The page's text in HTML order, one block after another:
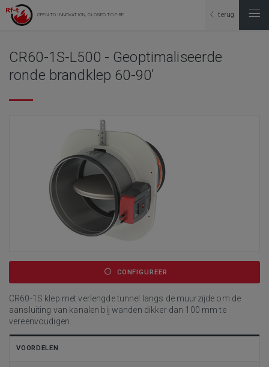
OPEN TO INNOVATION, CLOSED TO FIRE terug
CR60-1S-L500 - Geoptimaliseerde
ronde brandklep 60-90’
CONFIGUREER
CR60-1S klep met verlengde tunnel langs de muurzijde om de
aansluiting van kanalen bij wanden dikker dan 100 mm te
vereenvoudigen.
VOORDELEN